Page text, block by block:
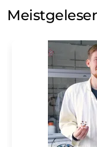
Meinungsforschung
Einwilligung können
Str. 2, 12489 Berlin
widerrufen. Zudem
Abbestellung des
enthalten.